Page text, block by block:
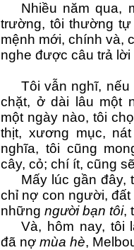
Nhiều năm qua,
trường, tôi thường
mệnh mới, chính và,
nghe được câu trả
Tôi vẫn nghĩ,
chặt, ở dài lâu một
một ngày nào, tôi
thịt, xương mục,
nghĩa, tôi cũng
cây, cỏ; chí ít, cũng
Mấy lúc gần đây,
chỉ nợ con người,
những người bạn tôi,
Và, hôm nay, tôi
đã nợ mùa hè,